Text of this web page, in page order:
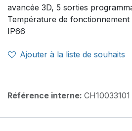
avancée 3D, 5 sorties
Température de fonctionnement
IP66
Ajouter à la liste de souhaits
Référence interne: CH10033101